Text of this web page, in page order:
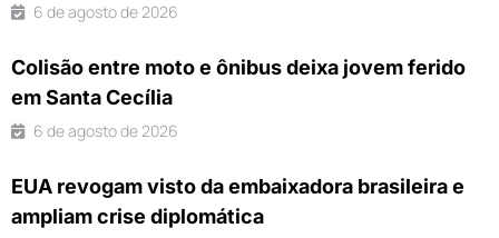
6 de agosto de 2026
Colisão entre moto e ônibus deixa jovem ferido
em Santa Cecília
6 de agosto de 2026
EUA revogam visto da embaixadora brasileira e
ampliam crise diplomática